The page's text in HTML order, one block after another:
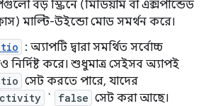
বড় স্ক্রিনে (মিডিয়াম বা এক্সপান্ডেড
মাল্টি-উইন্ডো মোড সমর্থন করে।
: অ্যাপটি দ্বারা সমর্থিত সর্বোচ্চ
নির্দিষ্ট করে। শুধুমাত্র সেইসব অ্যাপই
সেট করতে পারে, যাদের
` false সেট করা আছে।